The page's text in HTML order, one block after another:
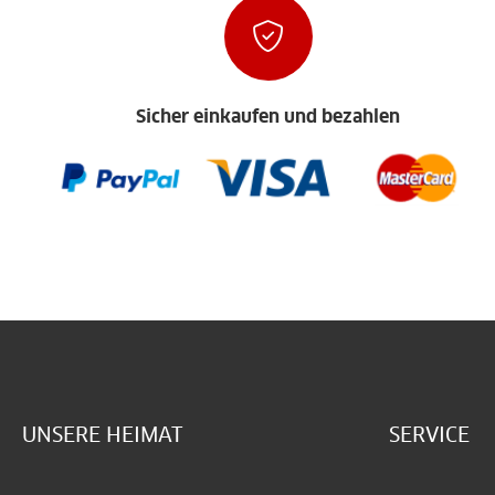
Sicher einkaufen und bezahlen
UNSERE HEIMAT SERVICE